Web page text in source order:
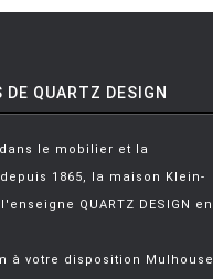
DE QUARTZ DESIGN
le mobilier et la
1865, la maison Klein-
QUARTZ DESIGN en
à votre disposition Mulhouse